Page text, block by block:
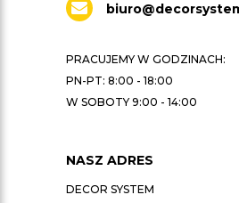
PRACUJEMY W GODZINACH:
PN-PT: 8:00 - 18:00
W SOBOTY 9:00 - 14:00
NASZ ADRES
DECOR SYSTEM